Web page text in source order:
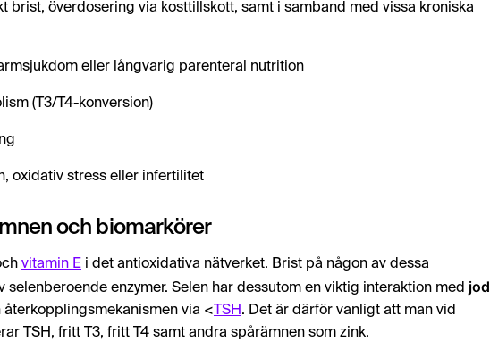
brist, överdosering via kosttillskott, samt i samband med vissa kroniska
eller långvarig parenteral nutrition
(T3/T4-konversion)
oxidativ stress eller infertilitet
och biomarkörer
vitamin E i det antioxidativa nätverket. Brist på någon av dessa
enzymer. Selen har dessutom en viktig interaktion med jod
via < TSH. Det är därför vanligt att man vid
TSH, fritt T3, fritt T4 samt andra spårämnen som zink.